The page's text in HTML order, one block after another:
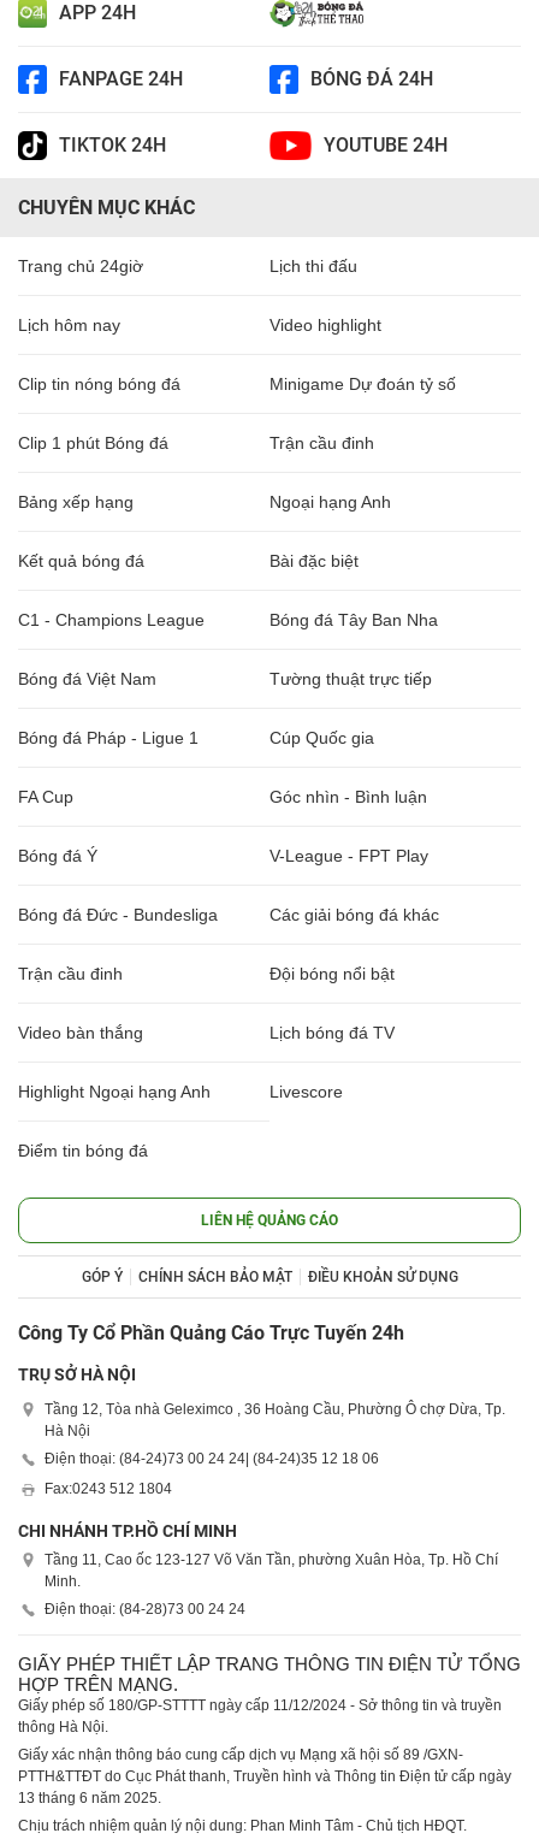
APP 24H
FANPAGE 24H BÓNG ĐÁ 24H
TIKTOK 24H YOUTUBE 24H
CHUYÊN MỤC KHÁC
Trang chủ 24giờ Lịch thi đấu
Lịch hôm nay Video highlight
Clip tin nóng bóng đá Minigame Dự đoán tỷ số
Clip 1 phút Bóng đá Trận cầu đinh
Bảng xếp hạng Ngoại hạng Anh
Kết quả bóng đá Bài đặc biệt
C1 - Champions League Bóng đá Tây Ban Nha
Bóng đá Việt Nam Tường thuật trực tiếp
Bóng đá Pháp - Ligue 1 Cúp Quốc gia
FA Cup Góc nhìn - Bình luận
Bóng đá Ý V-League - FPT Play
Bóng đá Đức - Bundesliga Các giải bóng đá khác
Trận cầu đinh Đội bóng nổi bật
Video bàn thắng Lịch bóng đá TV
Highlight Ngoại hạng Anh Livescore
Điểm tin bóng đá
LIÊN HỆ QUẢNG CÁO
GÓP Ý CHÍNH SÁCH BẢO MẬT ĐIỀU KHOẢN SỬ DỤNG
Công Ty Cổ Phần Quảng Cáo Trực Tuyến 24h
TRỤ SỞ HÀ NỘI
Tầng 12, Tòa nhà Geleximco , 36 Hoàng Cầu, Phường Ô chợ Dừa, Tp.
Hà Nội
Điện thoại: (84-24)73 00 24 24| (84-24)35 12 18 06
Fax:0243 512 1804
CHI NHÁNH TP.HỒ CHÍ MINH
Tầng 11, Cao ốc 123-127 Võ Văn Tần, phường Xuân Hòa, Tp. Hồ Chí
Minh.
Điện thoại: (84-28)73 00 24 24
GIẤY PHÉP THIẾT LẬP TRANG THÔNG TIN ĐIỆN TỬ TỔNG
HỢP TRÊN MẠNG.
Giấy phép số 180/GP-STTTT ngày cấp 11/12/2024 - Sở thông tin và truyền
thông Hà Nội.
Giấy xác nhận thông báo cung cấp dịch vụ Mạng xã hội số 89 /GXN-
PTTH&TTĐT do Cục Phát thanh, Truyền hình và Thông tin Điện tử cấp ngày
13 tháng 6 năm 2025.
Chịu trách nhiệm quản lý nội dung: Phan Minh Tâm - Chủ tịch HĐQT.